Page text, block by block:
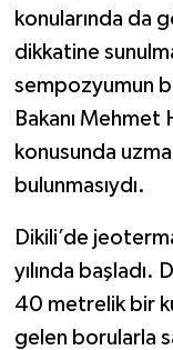
konularında da
dikkatine
sempozyumun
Bakanı
konusunda
bulunmasıydı.
Dikili’de
yılında başladı.
40 metrelik bir
gelen borularla